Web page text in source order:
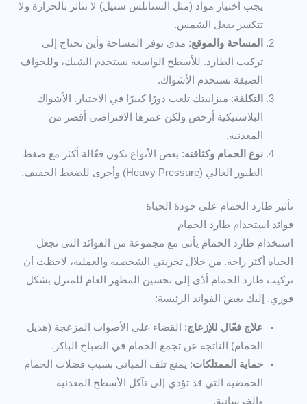
يجب اختيار مواد (مثل الستانلس ستيل) لا تتأثر بالحرارة ولا
تتكسر بفعل الشمس.
المساحة والموقع: مدى توفر المساحة وأين تحتاج إلى
تركيب الطارد. للأسطح الواسعة نستخدم الشبك، وللحواف
الضيقة نستخدم الأشواك.
التكلفة: ميزانيتك تلعب دورًا كبيرًا في الاختيار. الأشواك
البلاستيكية أرخص ولكن عمرها الافتراضي أقصر من
المعدنية.
نوع الحمام وكثافته: بعض الأنواع تكون فعّالة أكثر مع ضغط
الطيور العالي (Heavy Pressure) وأخرى للضغط الخفيف.
تأثير طارد الحمام على جودة الحياة
فوائد استخدام طارد الحمام
استخدام طارد الحمام يأتي مع مجموعة من الفوائد التي تجعل
الحياة أكثر راحة. من خلال تجربتي الشخصية والعملية، لاحظت أن
تركيب طارد الحمام أدّى إلى تحسين المظهر العام للمنزل بشكل
فوري. إليك بعض الفوائد الرئيسة:
علاج فعّال للإزعاج: القضاء على الأصوات المزعجة (هديل
الحمام) الناتجة عن تجمع الحمام في الصباح الباكر.
حماية الممتلكات: يمنع تلف المباني بسبب فضلات الحمام
الحمضية التي قد تؤدي إلى تآكل الأسطح المعدنية
والخرسانية.